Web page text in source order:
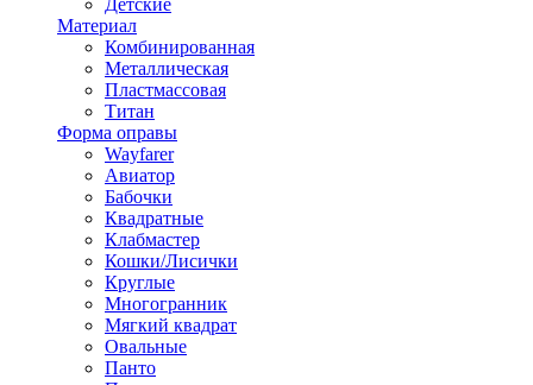
Материал
Комбинированная
Металлическая
Пластмассовая
Титан
Форма оправы
Wayfarer
Авиатор
Бабочки
Квадратные
Клабмастер
Кошки/Лисички
Круглые
Многогранник
Мягкий квадрат
Овальные
Панто